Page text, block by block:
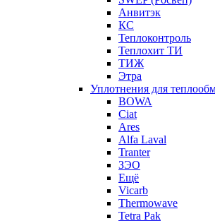
Анвитэк
КС
Теплоконтроль
Теплохит ТИ
ТИЖ
Этра
Уплотнения для
BOWA
Ciat
Ares
Alfa Laval
Tranter
ЗЭО
Ещё
Vicarb
Thermowave
Tetra Pak